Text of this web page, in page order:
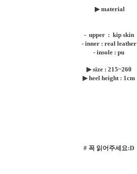
▶material
- upper : kip skin
- inner : real leather
- insole : pu
▶ size : 215~260
▶heel height : 1cm
# 꼭 읽어주세요:D